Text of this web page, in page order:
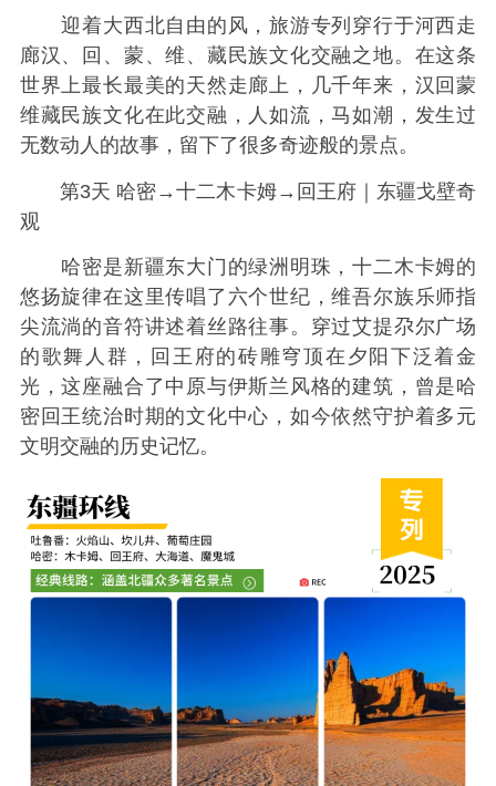
迎着大西北自由的风，旅游专列穿行于河西走
廊汉、回、蒙、维、藏民族文化交融之地。在这条
世界上最长最美的天然走廊上，几千年来，汉回蒙
维藏民族文化在此交融，人如流，马如潮，发生过
无数动人的故事，留下了很多奇迹般的景点。
第3天 哈密→十二木卡姆→回王府｜东疆戈壁奇
观
哈密是新疆东大门的绿洲明珠，十二木卡姆的
悠扬旋律在这里传唱了六个世纪，维吾尔族乐师指
尖流淌的音符讲述着丝路往事。穿过艾提尕尔广场
的歌舞人群，回王府的砖雕穹顶在夕阳下泛着金
光，这座融合了中原与伊斯兰风格的建筑，曾是哈
密回王统治时期的文化中心，如今依然守护着多元
文明交融的历史记忆。